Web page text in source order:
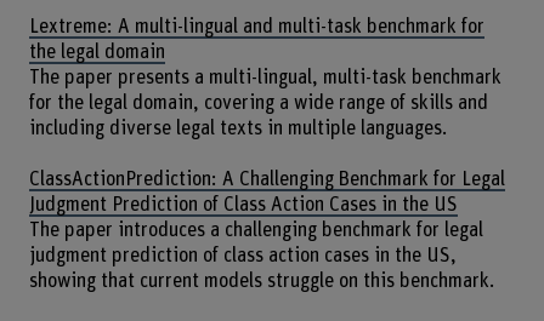
Lextreme: A multi-lingual and multi-task benchmark for
the legal domain
The paper presents a multi-lingual, multi-task benchmark
for the legal domain, covering a wide range of skills and
including diverse legal texts in multiple languages.
ClassActionPrediction: A Challenging Benchmark for Legal
Judgment Prediction of Class Action Cases in the US
The paper introduces a challenging benchmark for legal
judgment prediction of class action cases in the US,
showing that current models struggle on this benchmark.